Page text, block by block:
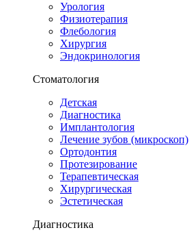
Урология
Физиотерапия
Флебология
Хирургия
Эндокринология
Стоматология
Детская
Диагностика
Имплантология
Лечение зубов (микроскоп)
Ортодонтия
Протезирование
Терапевтическая
Хирургическая
Эстетическая
Диагностика